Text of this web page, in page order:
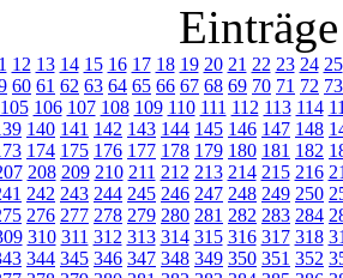
12 13 14 15 16 17 18 19 20 21 22 23 24 25
60 61 62 63 64 65 66 67 68 69 70 71 72 73
105 106 107 108 109 110 111 112 113 114
140 141 142 143 144 145 146 147 148
174 175 176 177 178 179 180 181 182
208 209 210 211 212 213 214 215 216
242 243 244 245 246 247 248 249 250
276 277 278 279 280 281 282 283 284
310 311 312 313 314 315 316 317 318
344 345 346 347 348 349 350 351 352